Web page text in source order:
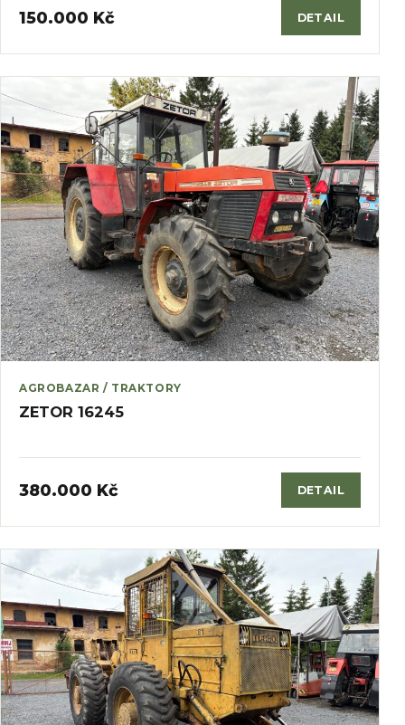
150.000 Kč DETAIL
AGROBAZAR / TRAKTORY
ZETOR 16245
380.000 Kč DETAIL